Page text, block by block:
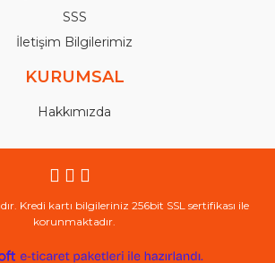
SSS
İletişim Bilgilerimiz
KURUMSAL
Hakkımızda
Kredi kartı bilgileriniz 256bit SSL sertifikası ile
korunmaktadır.
ideasoft e-